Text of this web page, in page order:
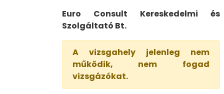
Euro Consult Kereskedelmi és
Szolgáltató Bt.
A vizsgahely jelenleg nem
működik, nem fogad
vizsgázókat.